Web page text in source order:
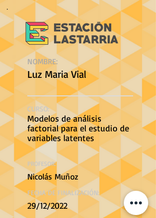
NOMBRE:
Luz Maria Vial
CURSO:
Modelos de análisis
factorial para el estudio de
variables latentes
PROFESOR:
Nicolás Muñoz
FECHA DE FINALIZACIÓN:
29/12/2022